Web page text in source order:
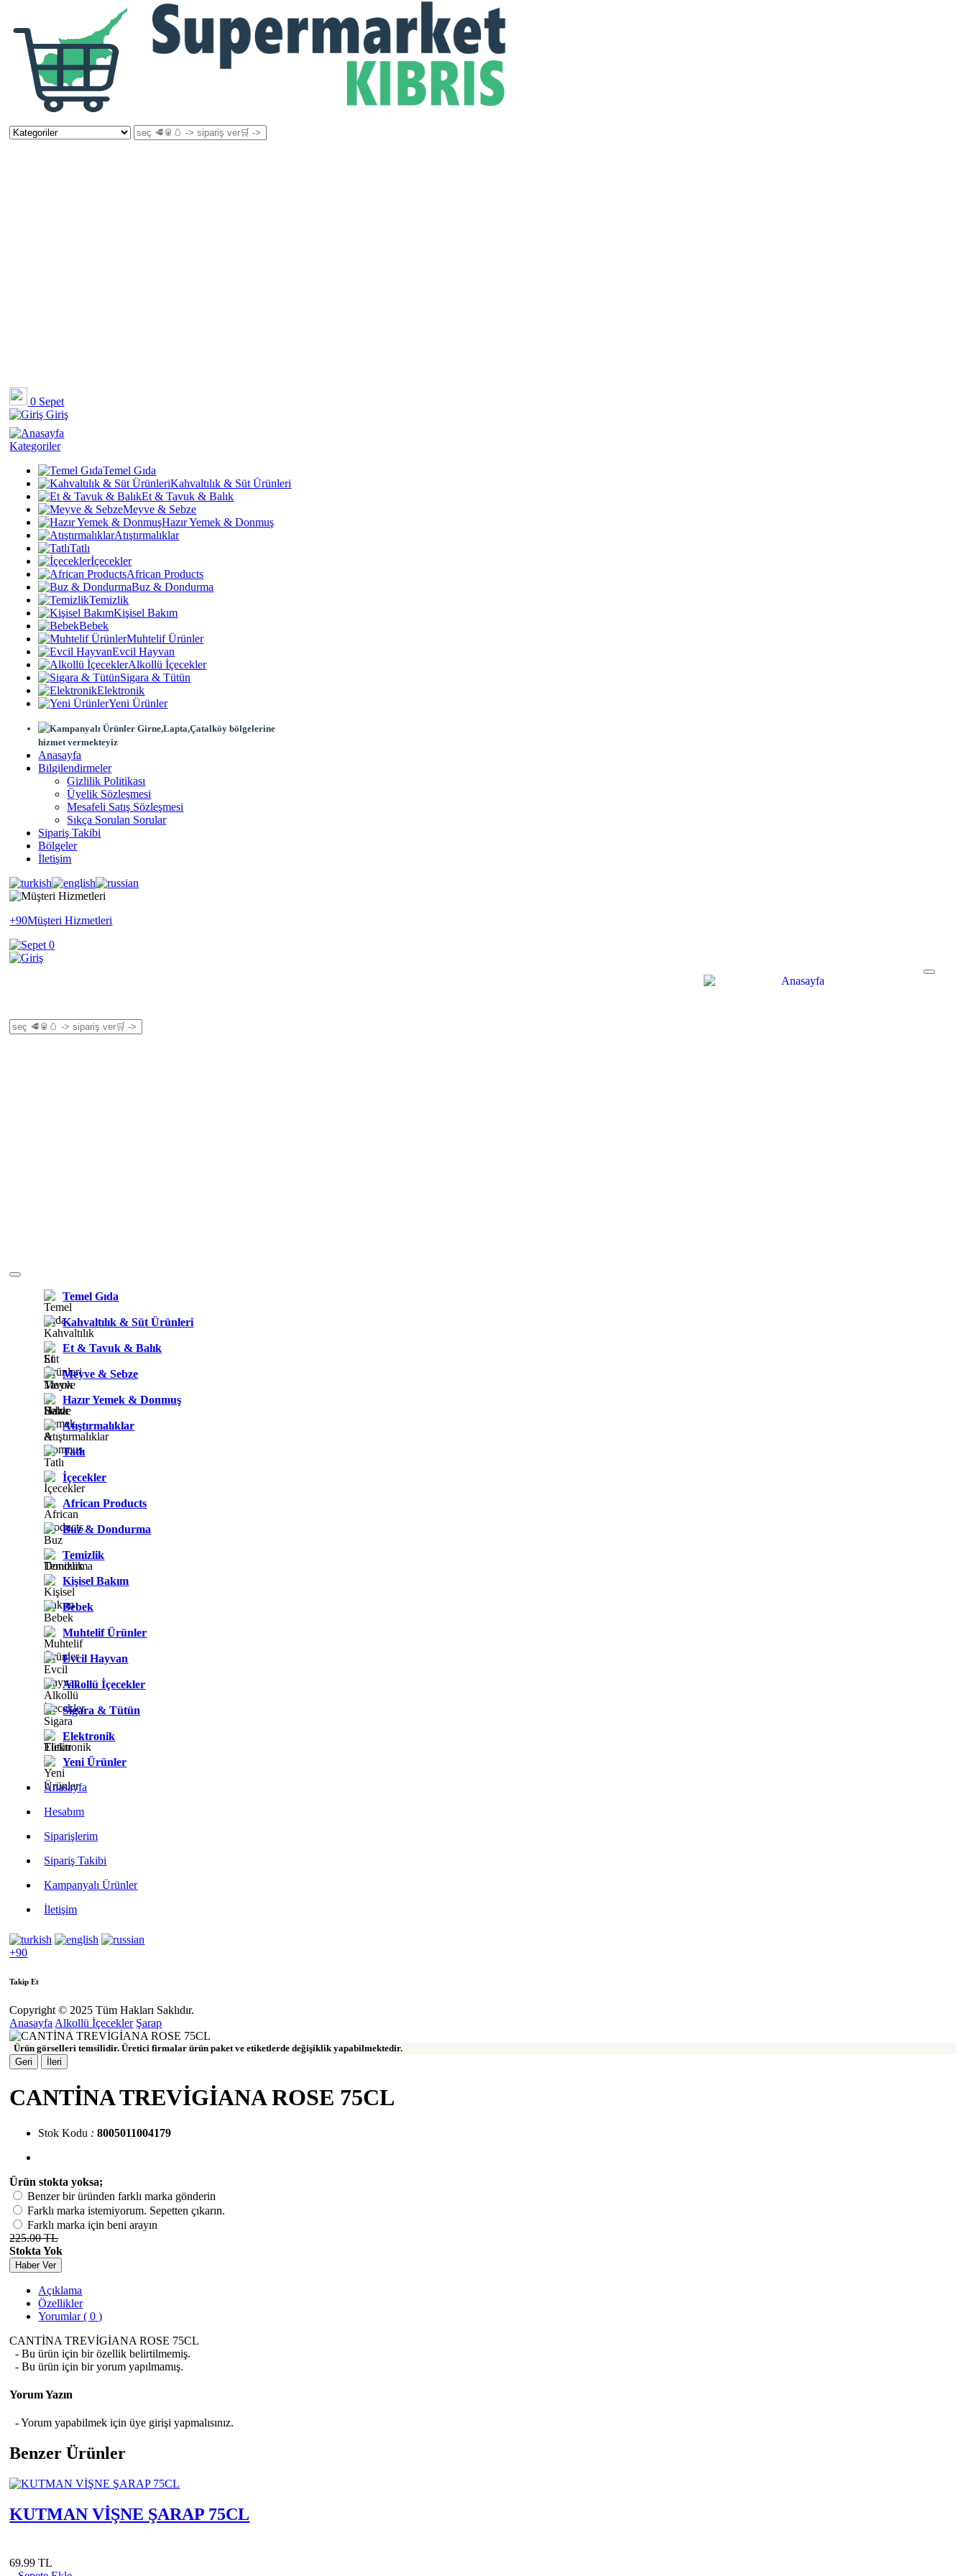
0 Sepet
Giriş
Kategoriler
Temel Gıda
Kahvaltılık & Süt Ürünleri
Et & Tavuk & Balık
Meyve & Sebze
Hazır Yemek & Donmuş
Atıştırmalıklar
Tatlı
İçecekler
African Products
Buz & Dondurma
Temizlik
Kişisel Bakım
Bebek
Muhtelif Ürünler
Evcil Hayvan
Alkollü İçecekler
Sigara & Tütün
Elektronik
Yeni Ürünler
Girne,Lapta,Çatalköy bölgelerine
hizmet vermekteyiz
Anasayfa
Bilgilendirmeler
Gizlilik Politikası
Üyelik Sözleşmesi
Mesafeli Satış Sözleşmesi
Sıkça Sorulan Sorular
Sipariş Takibi
Bölgeler
İletişim
+90Müşteri Hizmetleri
0
Temel Gıda
Kahvaltılık & Süt Ürünleri
Et & Tavuk & Balık
Meyve & Sebze
Hazır Yemek & Donmuş
Atıştırmalıklar
Tatlı
İçecekler
African Products
Buz & Dondurma
Temizlik
Kişisel Bakım
Bebek
Muhtelif Ürünler
Evcil Hayvan
Alkollü İçecekler
Sigara & Tütün
Elektronik
Yeni Ürünler
Anasayfa
Hesabım
Siparişlerim
Sipariş Takibi
Kampanyalı Ürünler
İletişim
+90
Takip Et
Copyright © 2025 Tüm Hakları Saklıdır.
Anasayfa Alkollü İçecekler Şarap
Ürün görselleri temsilidir. Üretici firmalar ürün paket ve etiketlerde değişiklik yapabilmektedir.
Geri
İleri
CANTİNA TREVİGİANA ROSE 75CL
Stok Kodu : 8005011004179
Ürün stokta yoksa;
Benzer bir üründen farklı marka gönderin
Farklı marka istemiyorum. Sepetten çıkarın.
Farklı marka için beni arayın
225.00 TL
Stokta Yok
Haber Ver
Açıklama
Özellikler
Yorumlar ( 0 )
CANTİNA TREVİGİANA ROSE 75CL
- Bu ürün için bir özellik belirtilmemiş.
- Bu ürün için bir yorum yapılmamış.
Yorum Yazın
- Yorum yapabilmek için üye girişi yapmalısınız.
Benzer Ürünler
KUTMAN VİŞNE ŞARAP 75CL
69.99 TL